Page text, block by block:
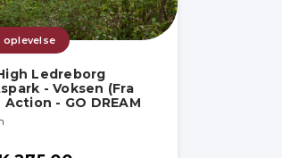
oplevelse
Ledreborg
- Voksen (Fra
Action - GO DREAM